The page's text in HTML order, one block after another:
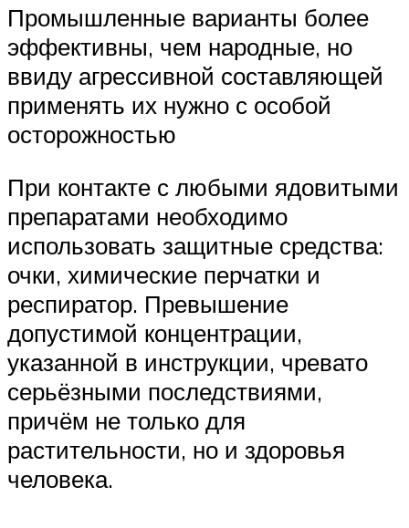
Промышленные варианты более
эффективны, чем народные, но
ввиду агрессивной составляющей
применять их нужно с особой
осторожностью
При контакте с любыми ядовитыми
препаратами необходимо
использовать защитные средства:
очки, химические перчатки и
респиратор. Превышение
допустимой концентрации,
указанной в инструкции, чревато
серьёзными последствиями,
причём не только для
растительности, но и здоровья
человека.